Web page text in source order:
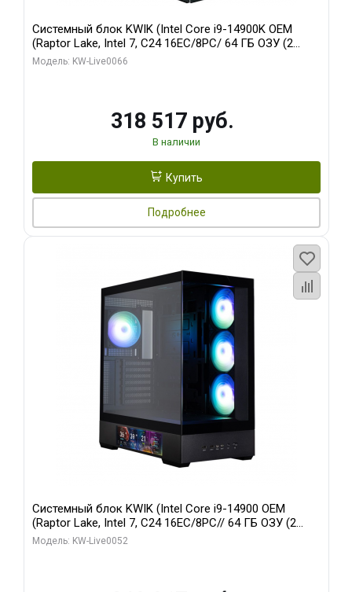
Системный блок KWIK (Intel Core i9-14900K OEM
(Raptor Lake, Intel 7, C24 16EC/8PC/ 64 ГБ ОЗУ (2
модуля)/ Gigabyte RTX5080 XTREME WATERFORCE
Модель: KW-Live0066
318 517 руб.
В наличии
Купить
Подробнее
Системный блок KWIK (Intel Core i9-14900 OEM
(Raptor Lake, Intel 7, C24 16EC/8PC// 64 ГБ ОЗУ (2
модуля)/ Palit RTX5080 GAMINGPRO OC 16GB GDDR7
Модель: KW-Live0052